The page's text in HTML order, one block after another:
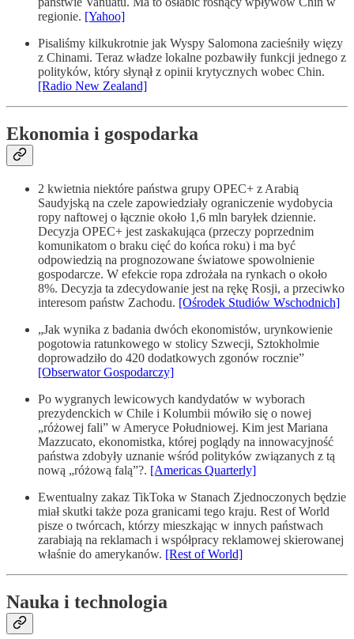
regionie. [Yahoo]
Pisaliśmy kilkukrotnie jak Wyspy Salomona zacieśniły więzy
z Chinami. Teraz władze lokalne pozbawiły funkcji jednego z
polityków, który słynął z opinii krytycznych wobec Chin.
[Radio New Zealand]
Ekonomia i gospodarka
2 kwietnia niektóre państwa grupy OPEC+ z Arabią
Saudyjską na czele zapowiedziały ograniczenie wydobycia
ropy naftowej o łącznie około 1,6 mln baryłek dziennie.
Decyzja OPEC+ jest zaskakująca (przeczy poprzednim
komunikatom o braku cięć do końca roku) i ma być
odpowiedzią na prognozowane światowe spowolnienie
gospodarcze. W efekcie ropa zdrożała na rynkach o około
8%. Decyzja ta zdecydowanie jest na rękę Rosji, a przeciwko
interesom państw Zachodu. [Ośrodek Studiów Wschodnich]
„Jak wynika z badania dwóch ekonomistów, urynkowienie
pogotowia ratunkowego w stolicy Szwecji, Sztokholmie
doprowadziło do 420 dodatkowych zgonów rocznie”
[Obserwator Gospodarczy]
Po wygranych lewicowych kandydatów w wyborach
prezydenckich w Chile i Kolumbii mówiło się o nowej
„różowej fali” w Ameryce Południowej. Kim jest Mariana
Mazzucato, ekonomistka, której poglądy na innowacyjność
państwa zdobyły uznanie wśród polityków związanych z tą
nową „różową falą”?. [Americas Quarterly]
Ewentualny zakaz TikToka w Stanach Zjednoczonych będzie
miał skutki także poza granicami tego kraju. Rest of World
pisze o twórcach, którzy mieszkając w innych państwach
zarabiają na reklamach i współpracy reklamowej skierowanej
właśnie do amerykanów. [Rest of World]
Nauka i technologia